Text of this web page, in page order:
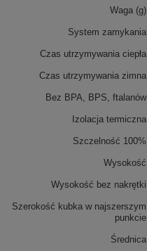
Waga (g)
System zamykania
Czas utrzymywania ciepła
Czas utrzymywania zimna
Bez BPA, BPS, ftalanów
Izolacja termiczna
Szczelność 100%
Wysokość
Wysokość bez nakrętki
Szerokość kubka w najszerszym
punkcie
Średnica